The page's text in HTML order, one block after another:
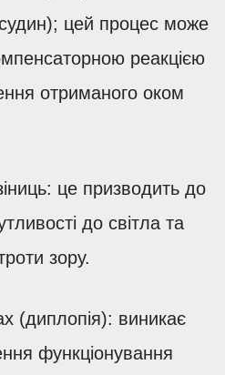
цей процес може
реакцією
отриманого оком
: це призводить до
до світла та
зору.
(диплопія): виникає
функціонування